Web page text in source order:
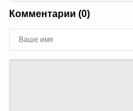
Комментарии (0)